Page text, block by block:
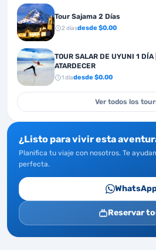
Tour Sajama 2 Días
2díasdesde $0.00
TOUR SALAR DE UYUNI 1
ATARDECER
1díadesde $0.00
Ver todos los
¿Listo para vivir esta
Planifica tu viaje con nosotros. Te
perfecta.
Reservar